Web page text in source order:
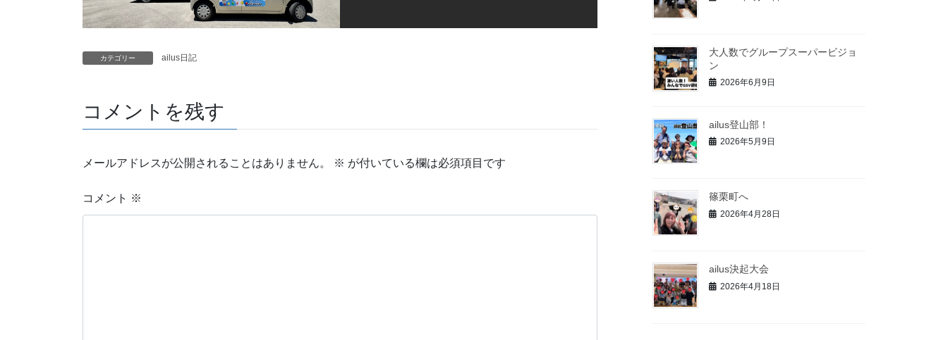
カテゴリー ailus日記
コメントを残す
メールアドレスが公開されることはありません。 ※ が付いている欄は必須項目です
コメント ※
大人数でグループスーパービジョ
ン
2026年6月9日
ailus登山部！
2026年5月9日
篠栗町へ
2026年4月28日
ailus決起大会
2026年4月18日